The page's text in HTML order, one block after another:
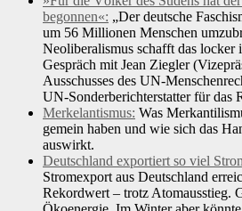
begonnen«: „Der deutsche
um 56 Millionen Menschen
Neoliberalismus schafft das locker
Gespräch mit Jean Ziegler
Ausschusses des UN-
UN-Sonderberichterstatter für das
Merkelantismus: Was
gemein haben und wie sich das
auswirkt.
Deutschland exportiert so viel
Stromexport aus Deutschland
Rekordwert – trotz Atomausstieg.